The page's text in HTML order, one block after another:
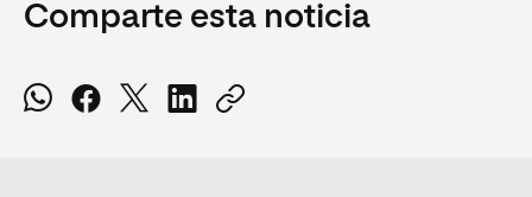
Comparte esta noticia